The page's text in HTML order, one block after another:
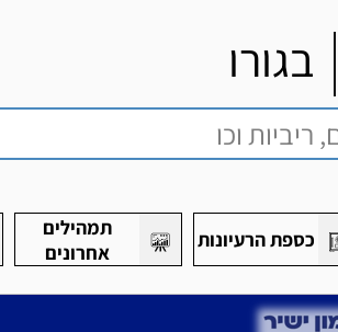
בגורו
כספת הרעיונות
תמהילים
אחרונים